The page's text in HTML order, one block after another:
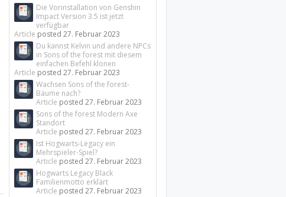
Die Vorinstallation von Genshin
Impact Version 3.5 ist jetzt
verfügbar
Article posted27. Februar 2023
Du kannst Kelvin und andere NPCs
in Sons of the forest mit diesem
einfachen Befehl klonen
Article posted27. Februar 2023
Wachsen Sons of the forest-
Bäume nach?
Article posted27. Februar 2023
Sons of the forest Modern Axe
Standort
Article posted27. Februar 2023
Ist Hogwarts-Legacy ein
Mehrspieler-Spiel?
Article posted27. Februar 2023
Hogwarts Legacy Black
Familienmotto erklärt
Article posted27. Februar 2023